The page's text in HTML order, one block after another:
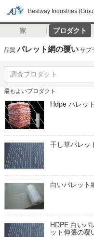
Bestway Industries
家 プロダクト
品質パレット網の覆い サプ
最もよいプロダクト
Hdpe パレッ
干し草パレッ
白いパレット
HDPE 白いパ
ット伸張の覆